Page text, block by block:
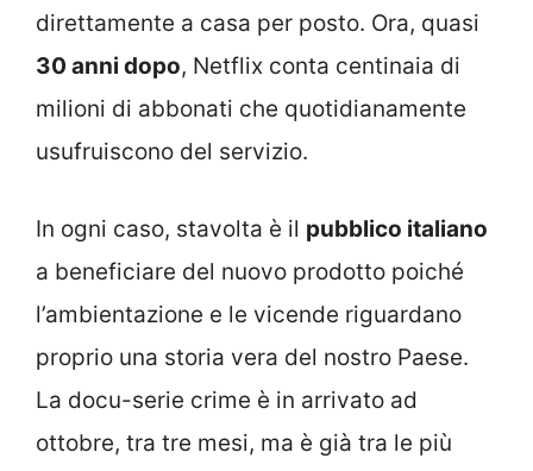
direttamente a casa per posto. Ora, quasi
30 anni dopo, Netflix conta centinaia di
milioni di abbonati che quotidianamente
usufruiscono del servizio.
In ogni caso, stavolta è il pubblico italiano
a beneficiare del nuovo prodotto poiché
l’ambientazione e le vicende riguardano
proprio una storia vera del nostro Paese.
La docu-serie crime è in arrivato ad
ottobre, tra tre mesi, ma è già tra le più